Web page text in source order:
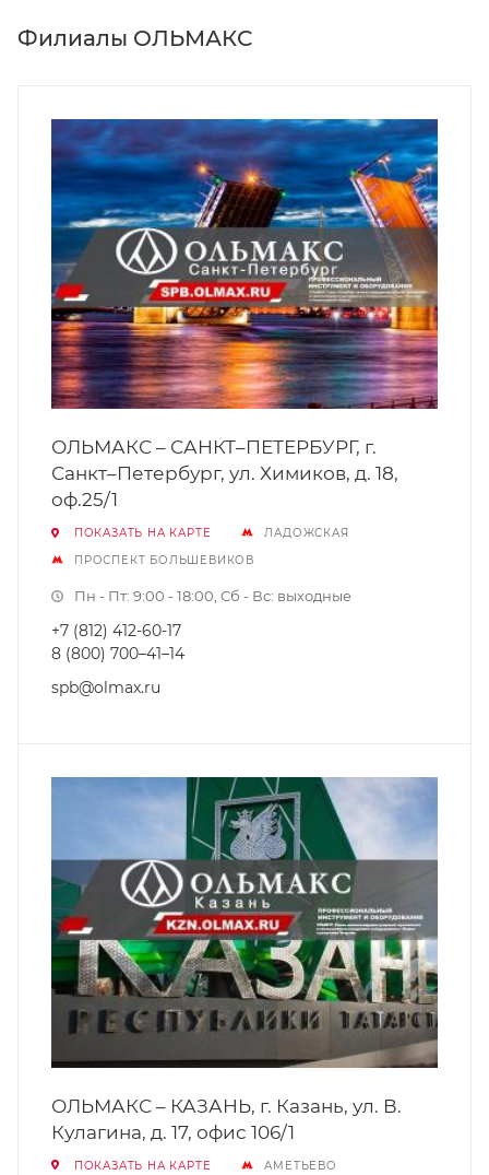
Филиалы ОЛЬМАКС
ОЛЬМАКС – САНКТ–ПЕТЕРБУРГ, г.
Санкт–Петербург, ул. Химиков, д. 18,
оф.25/1
ПОКАЗАТЬ НА КАРТЕ
ЛАДОЖСКАЯ
ПРОСПЕКТ БОЛЬШЕВИКОВ
Пн - Пт: 9:00 - 18:00, Сб - Вс: выходные
+7 (812) 412-60-17
8 (800) 700–41–14
spb@olmax.ru
ОЛЬМАКС – КАЗАНЬ, г. Казань, ул. В.
Кулагина, д. 17, офис 106/1
ПОКАЗАТЬ НА КАРТЕ АМЕТЬЕВО